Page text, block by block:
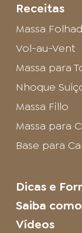
Receitas
Massa
Vol-au-Vent
Massa para
Nhoque
Massa Fillo
Massa para
Base para
Dicas e
Saiba
Vídeos